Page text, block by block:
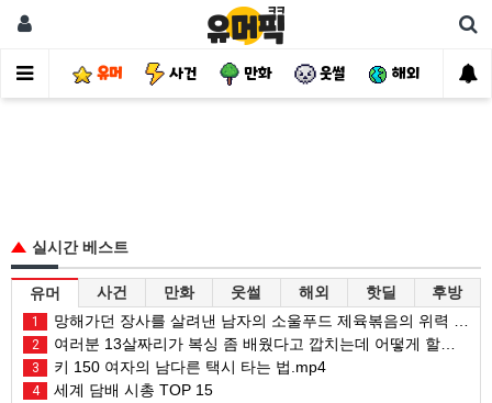
유머 사건 만화 웃썰 해외 핫
실시간 베스트
유머 사건 만화 웃썰 해외 핫딜 후방
1 망해가던 장사를 살려낸 남자의 소울푸드 제육볶음의 위력 ㅋㅋ
2 여러분 13살짜리가 복싱 좀 배웠다고 깝치는데 어떻게 할까요?
3 키 150 여자의 남다른 택시 타는 법.mp4
4 세계 담배 시총 TOP 15